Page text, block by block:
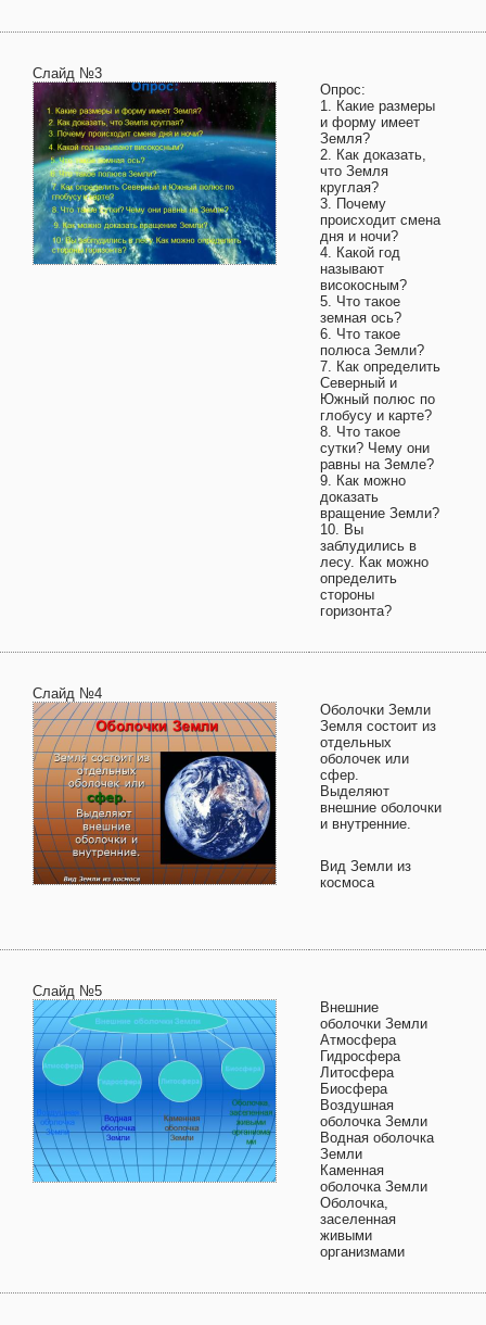
Слайд №3
Опрос:
1. Какие размеры
и форму имеет
Земля?
2. Как доказать,
что Земля
круглая?
3. Почему
происходит смена
дня и ночи?
4. Какой год
называют
високосным?
5. Что такое
земная ось?
6. Что такое
полюса Земли?
7. Как определить
Северный и
Южный полюс по
глобусу и карте?
8. Что такое
сутки? Чему они
равны на Земле?
9. Как можно
доказать
вращение Земли?
10. Вы
заблудились в
лесу. Как можно
определить
стороны
горизонта?
Слайд №4
Оболочки Земли
Земля состоит из
отдельных
оболочек или
сфер.
Выделяют
внешние оболочки
и внутренние.
Вид Земли из
космоса
Слайд №5
Внешние
оболочки Земли
Атмосфера
Гидросфера
Литосфера
Биосфера
Воздушная
оболочка Земли
Водная оболочка
Земли
Каменная
оболочка Земли
Оболочка,
заселенная
живыми
организмами